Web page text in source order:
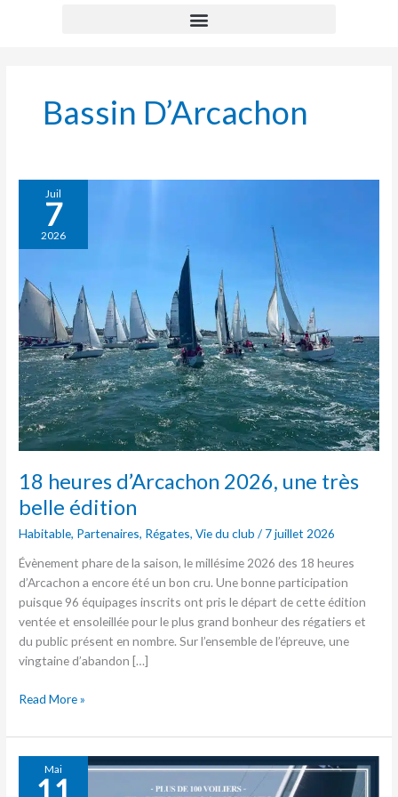
Bassin D’Arcachon
Juil
7
2026
18 heures d’Arcachon 2026, une très
belle édition
Habitable, Partenaires, Régates,Vie du club / 7 juillet 2026
Évènement phare de la saison, le millésime 2026 des 18 heures
d’Arcachon a encore été un bon cru. Une bonne participation
puisque 96 équipages inscrits ont pris le départ de cette édition
ventée et ensoleillée pour le plus grand bonheur des régatiers et
du public présent en nombre. Sur l’ensemble de l’épreuve, une
vingtaine d’abandon […]
heures
d’Arcachon
2026,
très
belle
édition
Read More »
Mai
Heures